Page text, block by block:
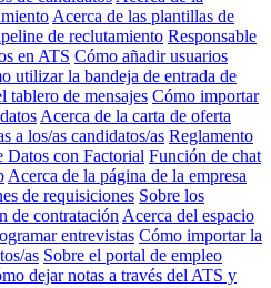
Acerca de las plantillas de
de reclutamiento Responsable
en ATS Cómo añadir usuarios
utilizar la bandeja de entrada de
tablero de mensajes Cómo importar
Acerca de la carta de oferta
a los/as candidatos/as Reglamento
Datos con Factorial Función de chat
Acerca de la página de la empresa
de requisiciones Sobre los
de contratación Acerca del espacio
entrevistas Cómo importar la
as Sobre el portal de empleo
dejar notas a través del ATS y